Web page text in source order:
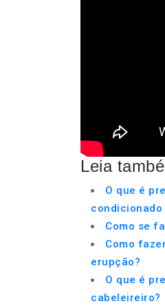
Leia
O que é
condicionado
Como se
Como
erupção?
O que é
cabeleireiro?